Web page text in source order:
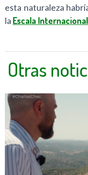
esta naturaleza
la Escala
Otras